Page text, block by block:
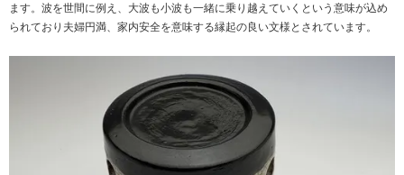
ます。波を世間に例え、大波も小波も一緒に乗り越えていくという意味が込め
られており夫婦円満、家内安全を意味する縁起の良い文様とされています。